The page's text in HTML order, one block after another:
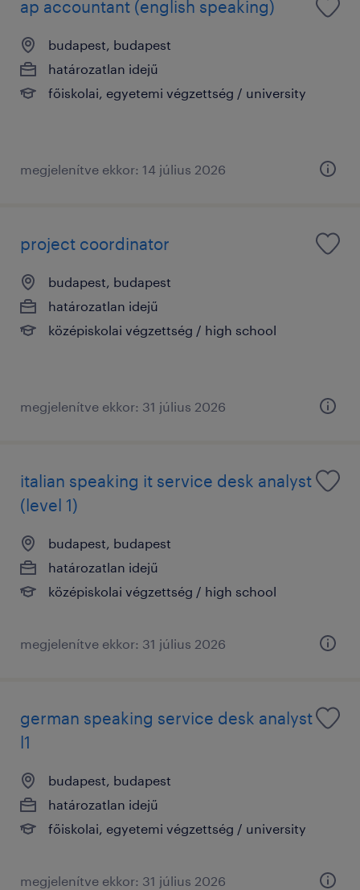
ap accountant (english speaking)
budapest, budapest
határozatlan idejű
főiskolai, egyetemi végzettség / university
megjelenítve ekkor: 14 július 2026
project coordinator
budapest, budapest
határozatlan idejű
középiskolai végzettség / high school
megjelenítve ekkor: 31 július 2026
italian speaking it service desk analyst
(level 1)
budapest, budapest
határozatlan idejű
középiskolai végzettség / high school
megjelenítve ekkor: 31 július 2026
german speaking service desk analyst
l1
budapest, budapest
határozatlan idejű
főiskolai, egyetemi végzettség / university
megjelenítve ekkor: 31 július 2026